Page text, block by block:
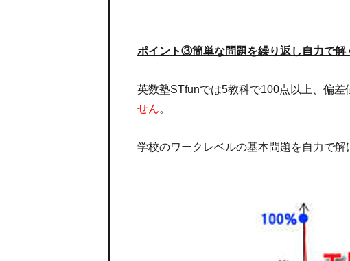
ポイント③簡単な問題を繰り返し自力で解
英数塾STfunでは5教科で100点以上、偏差
せん。
学校のワークレベルの基本問題を自力で解